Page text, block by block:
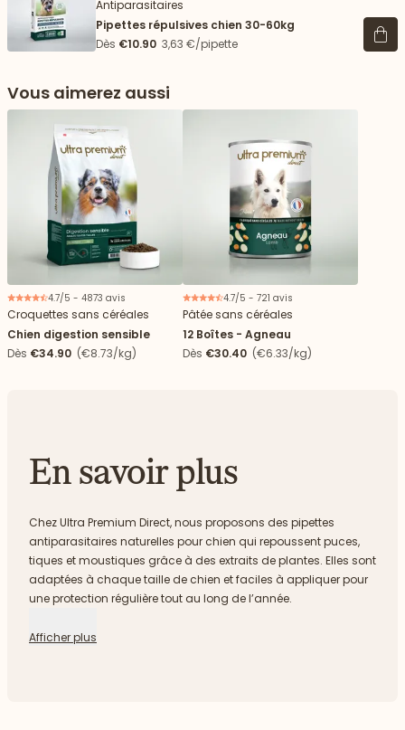
le bas
Antiparasitaires
Pipettes répulsives chien 30-60kg
Dès €10.90 3,63 €/pipette Voir
Vous aimerez aussi
4.7/5 - 4873 avis
Croquettes sans céréales
Chien digestion sensible
Dès €34.90 (€8.73/kg)
4.7/5 - 721 avis
Pâtée sans céréales
12 Boîtes - Agneau
Dès €30.40 (€6.33/kg)
En savoir plus
Chez Ultra Premium Direct, nous proposons des pipettes
antiparasitaires naturelles pour chien qui repoussent puces,
tiques et moustiques grâce à des extraits de plantes. Elles sont
adaptées à chaque taille de chien et faciles à appliquer pour
une protection régulière tout au long de l’année.
Afficher plus